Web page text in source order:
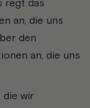
regt das
an, die uns
den
an, die uns
die wir